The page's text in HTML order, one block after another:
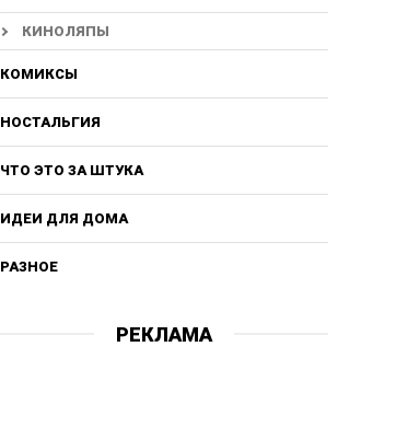
КИНОЛЯПЫ
КОМИКСЫ
НОСТАЛЬГИЯ
ЧТО ЭТО ЗА ШТУКА
ИДЕИ ДЛЯ ДОМА
РАЗНОЕ
РЕКЛАМА